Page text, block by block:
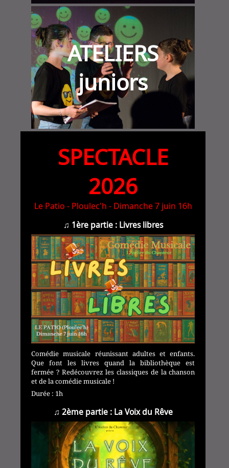
ATELIERS
juniors
SPECTACLE
2026
Le Patio - Ploulec'h - Dimanche 7 juin 16h
♫ 1ère partie : Livres libres
Comédie musicale réunissant adultes et enfants.
Que font les livres quand la bibliothèque est
fermée ? Redécouvrez les classiques de la chanson
et de la comédie musicale !
Durée : 1h
♫ 2ème partie : La Voix du Rêve